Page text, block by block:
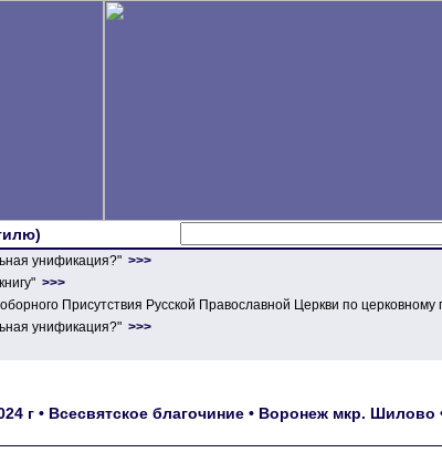
унификация?" >>>
>>>
Присутствия Русской Православной Церкви по
унификация?" >>>
г • Всесвятское благочиние • Воронеж мкр. Шилово